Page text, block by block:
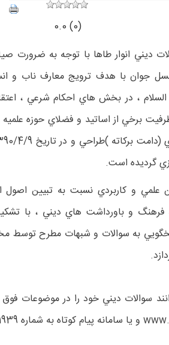
0.0 (0)
ديني انوار طاها با توجه به ضرورت
جوان با هدف ترويج معارف ناب و
، در بخش هاي احكام شرعي ،
ظرفيت برخي از اساتيد و فضلاي حوزه
گرديده است.
علمي و كاربردي نسبت به تبيين
و باورداشت هاي ديني ، با
به سوالات و شبهات مطرح توسط
سوالات ديني خود را در موضوعات